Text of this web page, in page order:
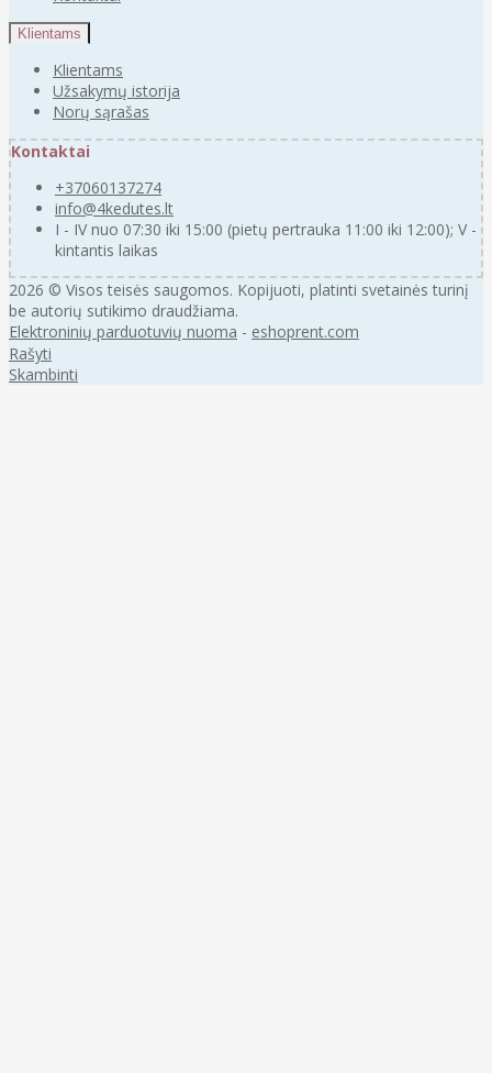
Klientams
Klientams
Užsakymų istorija
Norų sąrašas
Kontaktai
+37060137274
info@4kedutes.lt
I - IV nuo 07:30 iki 15:00 (pietų pertrauka 11:00 iki 12:00); V -
kintantis laikas
2026 © Visos teisės saugomos. Kopijuoti, platinti svetainės turinį
be autorių sutikimo draudžiama.
Elektroninių parduotuvių nuoma - eshoprent.com
Rašyti
Skambinti